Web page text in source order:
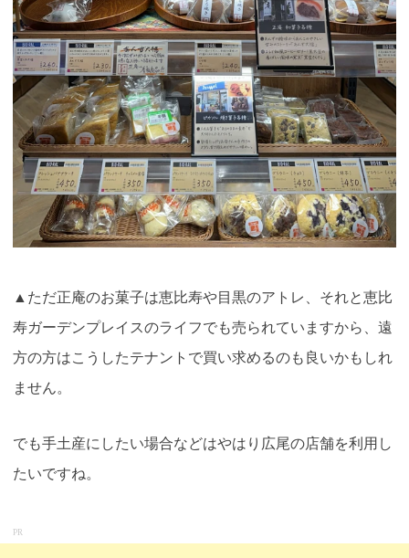
▲ただ正庵のお菓子は恵比寿や目黒のアトレ、それと恵比
寿ガーデンプレイスのライフでも売られていますから、遠
方の方はこうしたテナントで買い求めるのも良いかもしれ
ません。
でも手土産にしたい場合などはやはり広尾の店舗を利用し
たいですね。
PR